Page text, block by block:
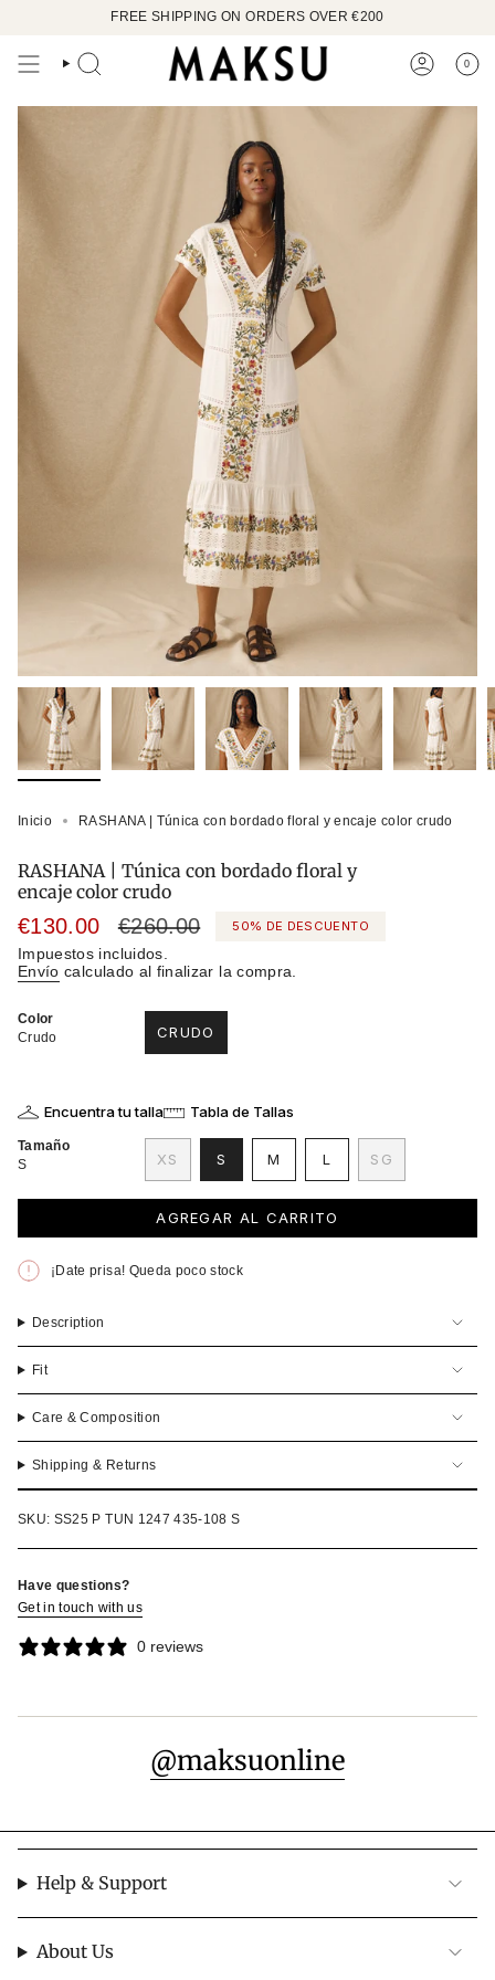
FREE SHIPPING ON ORDERS OVER €200
BÚSQUEDA CUENTA
0
Inicio RASHANA | Túnica con bordado floral y encaje color crudo
RASHANA | Túnica con bordado floral y
encaje color crudo
Precio
de
venta
€130.00
Precio
regular
€260.00 50% DE DESCUENTO
Impuestos incluidos.
Envío calculado al finalizar la compra.
Color
Crudo
CRUDO
NO
Encuentra tu talla Tabla de Tallas
Tamaño
S
XS
VARIANTE
AGOTADA
O
S VARIANTE
AGOTADA
O
NO
M VARIANTE
AGOTADA
O
NO
L
VARIANTE
AGOTADA
O
NO
SG
VARIANTE
AGOTADA
AGREGAR AL CARRITO
¡Date prisa! Queda poco stock
Description
Fit
Care & Composition
Shipping & Returns
SKU: SS25 P TUN 1247 435-108 S
Have questions?
Get in touch with us
0 reviews
@maksuonline
Help & Support
About Us